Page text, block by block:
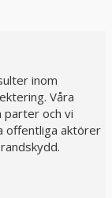
inom
Våra
parter och vi
offentliga aktörer